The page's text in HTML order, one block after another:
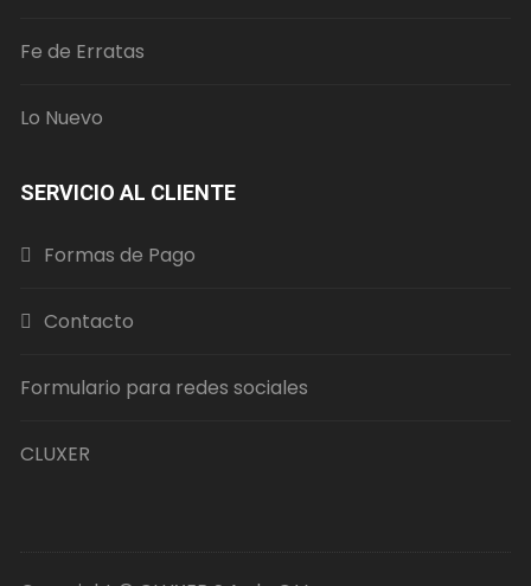
Fe de Erratas
Lo Nuevo
SERVICIO AL CLIENTE
Formas de Pago
Contacto
Formulario para redes sociales
CLUXER